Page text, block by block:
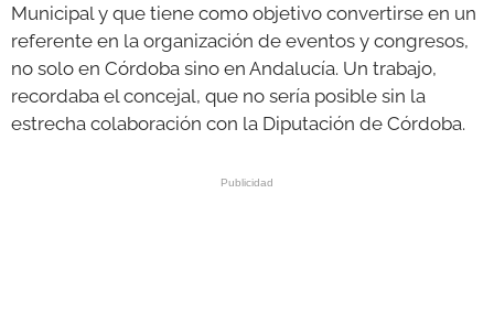
Municipal y que tiene como objetivo convertirse en un
referente en la organización de eventos y congresos,
no solo en Córdoba sino en Andalucía. Un trabajo,
recordaba el concejal, que no sería posible sin la
estrecha colaboración con la Diputación de Córdoba.